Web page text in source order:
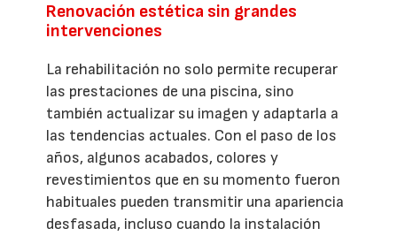
Renovación estética sin grandes
intervenciones
La rehabilitación no solo permite recuperar
las prestaciones de una piscina, sino
también actualizar su imagen y adaptarla a
las tendencias actuales. Con el paso de los
años, algunos acabados, colores y
revestimientos que en su momento fueron
habituales pueden transmitir una apariencia
desfasada, incluso cuando la instalación